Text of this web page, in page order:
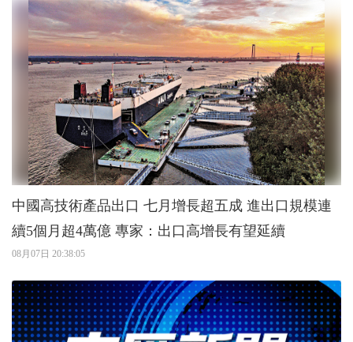
中國高技術產品出口 七月增長超五成 進出口規模連
續5個月超4萬億 專家：出口高增長有望延續
08月07日 20:38:05